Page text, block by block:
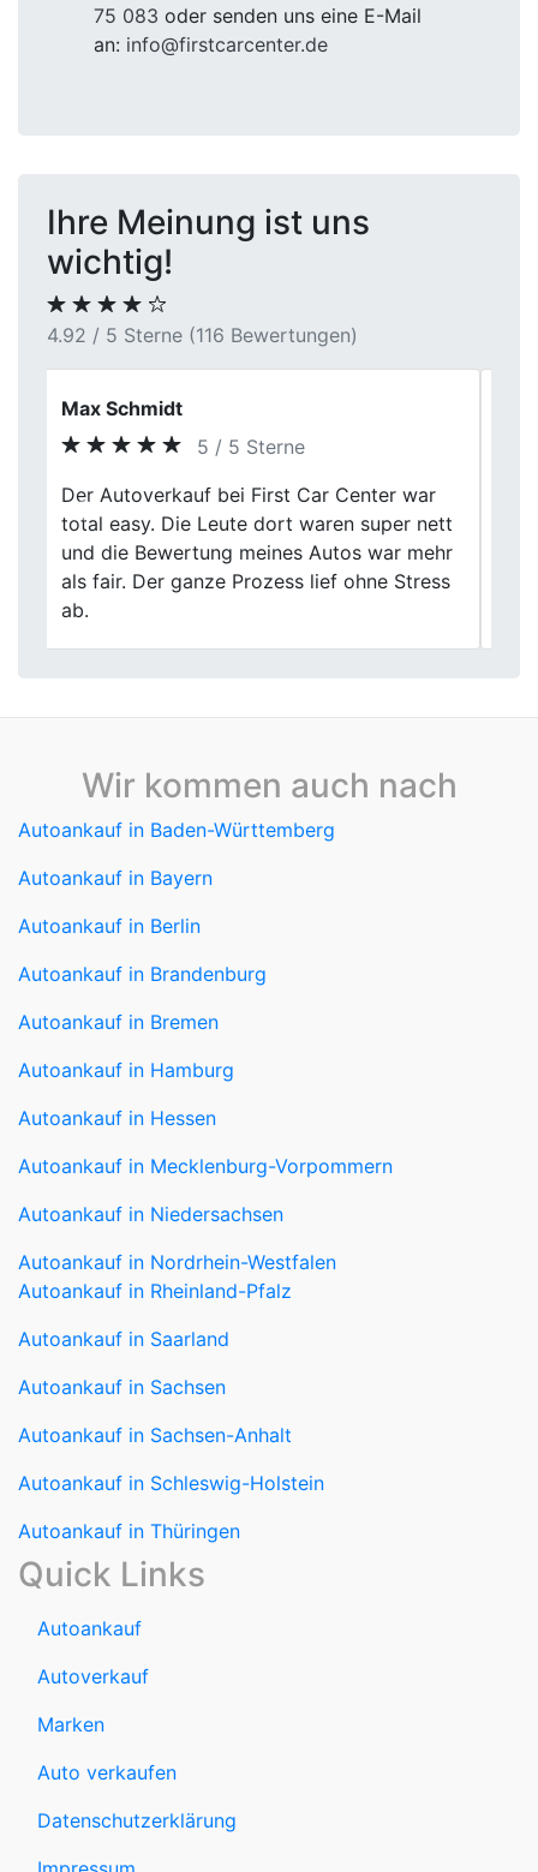
75 083 oder senden uns eine E-Mail
an: info@firstcarcenter.de
Ihre Meinung ist uns
wichtig!
4.92 / 5 Sterne (116 Bewertungen)
Robin F.
5 / 5 Sterne
First rockt den Autoankauf! Die Jungs
haben meinen Unfallwagen zum besten
Preis gekauft. Kein langes Hin und Her,
einfach professionell und schnell erledigt.
Daumen hoch!
Previous
Wir kommen auch nach
Autoankauf in Baden-Württemberg
Autoankauf in Bayern
Autoankauf in Berlin
Autoankauf in Brandenburg
Autoankauf in Bremen
Autoankauf in Hamburg
Autoankauf in Hessen
Autoankauf in Mecklenburg-Vorpommern
Autoankauf in Niedersachsen
Autoankauf in Nordrhein-Westfalen
Autoankauf in Rheinland-Pfalz
Autoankauf in Saarland
Autoankauf in Sachsen
Autoankauf in Sachsen-Anhalt
Autoankauf in Schleswig-Holstein
Autoankauf in Thüringen
Quick Links
Autoankauf
Autoverkauf
Marken
Auto verkaufen
Datenschutzerklärung